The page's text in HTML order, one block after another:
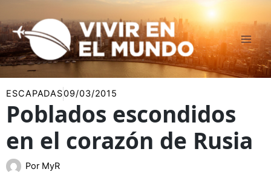
al
contenido
ESCAPADAS09/03/2015
Poblados escondidos
en el corazón de Rusia
Por MyR